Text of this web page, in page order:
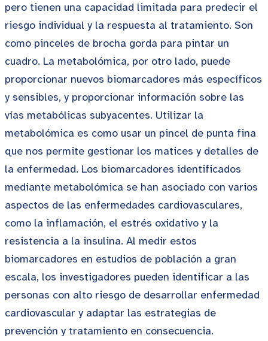
pero tienen una capacidad limitada para predecir el
riesgo individual y la respuesta al tratamiento. Son
como pinceles de brocha gorda para pintar un
cuadro. La metabolómica, por otro lado, puede
proporcionar nuevos biomarcadores más específicos
y sensibles, y proporcionar información sobre las
vías metabólicas subyacentes. Utilizar la
metabolómica es como usar un pincel de punta fina
que nos permite gestionar los matices y detalles de
la enfermedad. Los biomarcadores identificados
mediante metabolómica se han asociado con varios
aspectos de las enfermedades cardiovasculares,
como la inflamación, el estrés oxidativo y la
resistencia a la insulina. Al medir estos
biomarcadores en estudios de población a gran
escala, los investigadores pueden identificar a las
personas con alto riesgo de desarrollar enfermedad
cardiovascular y adaptar las estrategias de
prevención y tratamiento en consecuencia.